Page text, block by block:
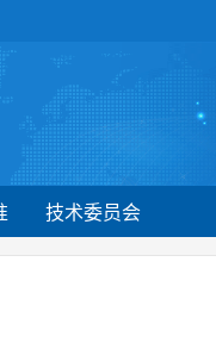
技术委员会